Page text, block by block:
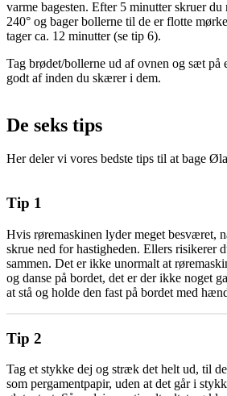
varme bagesten. Efter 5 minutter skruer
240° og bager bollerne til de er flotte
tager ca. 12 minutter (se tip 6).
Tag brødet/bollerne ud af ovnen og sæt på
godt af inden du skærer i dem.
De seks tips
Her deler vi vores bedste tips til at bage
Tip 1
Hvis røremaskinen lyder meget besværet,
skrue ned for hastigheden. Ellers risikerer
sammen. Det er ikke unormalt at
og danse på bordet, det er der ikke noget
at stå og holde den fast på bordet med
Tip 2
Tag et stykke dej og stræk det helt ud, til
som pergamentpapir, uden at det går i